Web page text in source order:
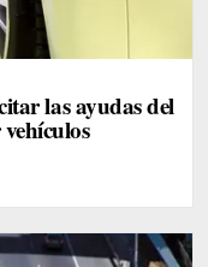
las ayudas del